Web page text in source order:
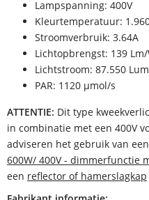
Lampspanning: 400V
Kleurtemperatuur:
Stroomverbruik: 3.64A
Lichtopbrengst: 139
Lichtstroom: 87.550
PAR: 1120 µmol/s
ATTENTIE: Dit type
in combinatie met een 400V
adviseren het gebruik van een
600W/ 400V - dimmerfunctie
een reflector of hamerslagkap